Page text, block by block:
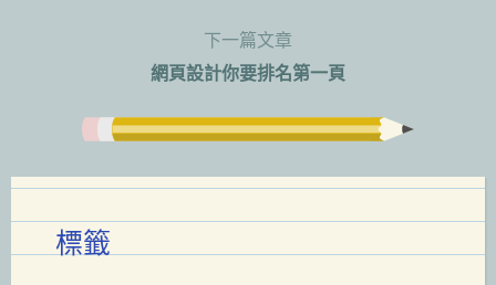
下一篇文章
網頁設計你要排名第一頁
標籤